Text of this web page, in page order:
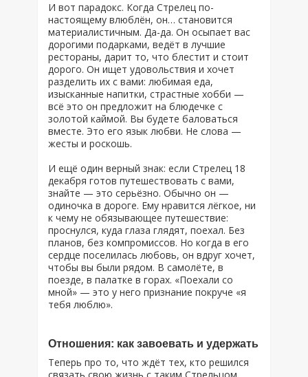
И вот парадокс. Когда Стрелец по-
настоящему влюблён, он… становится
материалистичным. Да-да. Он осыпает вас
дорогими подарками, ведёт в лучшие
рестораны, дарит то, что блестит и стоит
дорого. Он ищет удовольствия и хочет
разделить их с вами: любимая еда,
изысканные напитки, страстные хобби —
всё это он предложит на блюдечке с
золотой каймой. Вы будете баловаться
вместе. Это его язык любви. Не слова —
жесты и роскошь.
И ещё один верный знак: если Стрелец 18
декабря готов путешествовать с вами,
знайте — это серьёзно. Обычно он —
одиночка в дороге. Ему нравится лёгкое, ни
к чему не обязывающее путешествие:
проснулся, куда глаза глядят, поехал. Без
планов, без компромиссов. Но когда в его
сердце поселилась любовь, он вдруг хочет,
чтобы вы были рядом. В самолёте, в
поезде, в палатке в горах. «Поехали со
мной» — это у него признание покруче «я
тебя люблю».
Отношения: как завоевать и удержать
Теперь про то, что ждёт тех, кто решился